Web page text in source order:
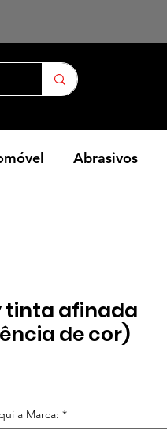
Abrasivos
tinta afinada
de cor)
a Marca: *